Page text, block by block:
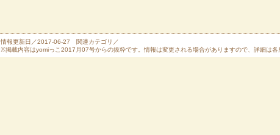
情報更新日／2017-06-27 関連カテゴリ／
※掲載内容はyomiっこ2017月07号からの抜粋です。情報は変更される場合がありますので、詳細は各